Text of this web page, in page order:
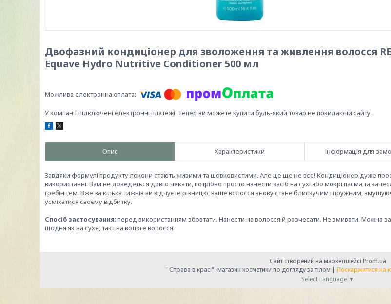
Двофазний кондиціонер для зволоження та живлення волосся
Equave Hydro Nutritive Conditioner 500 мл
У компанії підключені електронні платежі. Тепер ви можете купити будь-який товар не покидаючи сайту.
Опис Характеристики Інформація для
Завдяки формулі продукту локони стають живими та шовковистими. Але це ще не все! Кондиціонер дуже
використанні. Вам не доведеться довго чекати, потрібно просто нанести засіб на сухі або мокрі пасма та
гребінцем. Вже за кілька тижнів ви відчуєте різницю, ваше волосся знову стане блискучим і пружним,
усміхатися своєму відбитку.
Спосіб застосування: перед використанням збовтати. Нанести на волосся й розчесати. Не змивати. Можна
щодня як на сухе, так і на вологе волосся.
Сайт створений на маркетплейсі Prom.ua
" Справа в красі" -магазин косметики по догляду за тілом | Поскаржитися на
Select Language ▼